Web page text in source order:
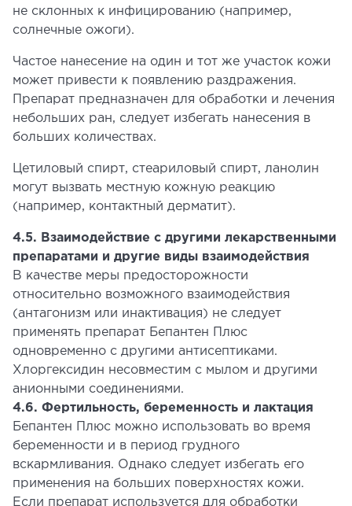
не склонных к инфицированию (например,
солнечные ожоги).
Частое нанесение на один и тот же участок кожи
может привести к появлению раздражения.
Препарат предназначен для обработки и лечения
небольших ран, следует избегать нанесения в
больших количествах.
Цетиловый спирт, стеариловый спирт, ланолин
могут вызвать местную кожную реакцию
(например, контактный дерматит).
4.5. Взаимодействие с другими лекарственными
препаратами и другие виды взаимодействия
В качестве меры предосторожности
относительно возможного взаимодействия
(антагонизм или инактивация) не следует
применять препарат Бепантен Плюс
одновременно с другими антисептиками.
Хлоргексидин несовместим с мылом и другими
анионными соединениями.
4.6. Фертильность, беременность и лактация
Бепантен Плюс можно использовать во время
беременности и в период грудного
вскармливания. Однако следует избегать его
применения на больших поверхностях кожи.
Если препарат используется для обработки